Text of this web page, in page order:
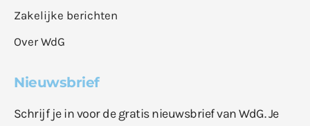
Zakelijke berichten
Over WdG
Nieuwsbrief
Schrijf je in voor de gratis nieuwsbrief van WdG. Je